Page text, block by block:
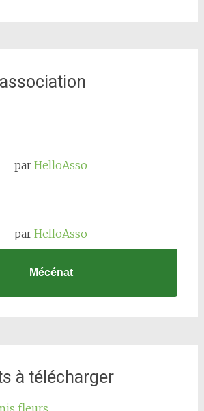
parHelloAsso
parHelloAsso
Mécénat
à télécharger
fleurs